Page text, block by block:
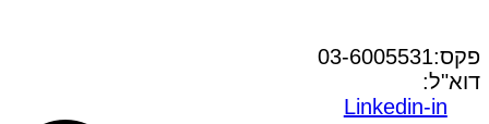
פקס:03-6005531
דוא"ל:
Linkedin-in